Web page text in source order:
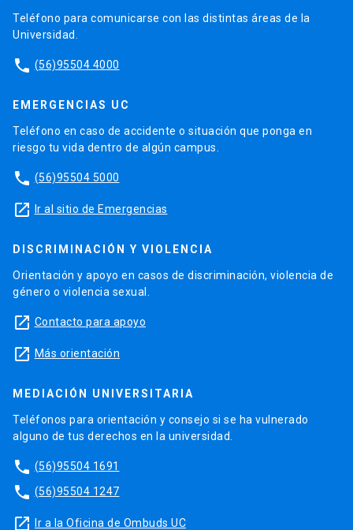
Teléfono para comunicarse con las distintas áreas de la
Universidad.
phone (56)95504 4000
EMERGENCIAS UC
Teléfono en caso de accidente o situación que ponga en
riesgo tu vida dentro de algún campus.
phone (56)95504 5000
launch Ir al sitio de Emergencias
DISCRIMINACIÓN Y VIOLENCIA
Orientación y apoyo en casos de discriminación, violencia de
género o violencia sexual.
launch Contacto para apoyo
launch Más orientación
MEDIACIÓN UNIVERSITARIA
Teléfonos para orientación y consejo si se ha vulnerado
alguno de tus derechos en la universidad.
phone (56)95504 1691
phone (56)95504 1247
launch Ir a la Oficina de Ombuds UC